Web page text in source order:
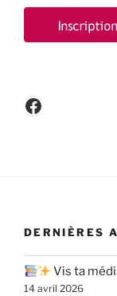
Facebook
DERNIÈRES
Vis ta
14 avril 2026